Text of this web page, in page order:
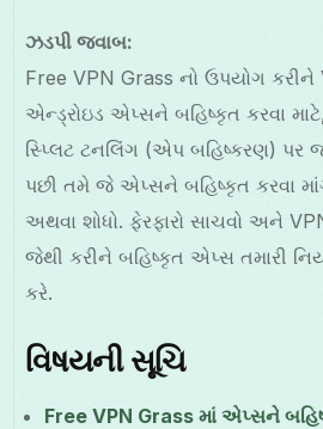
ઝડપી જવાબ:
Free VPN Grass નો ઉપયોગ કરીને
એન્ડ્રોઇડ એપ્સને બહિષ્કૃત કરવા
સ્પ્લિટ ટનલિંગ (એપ બહિષ્કરણ) પર
પછી તમે જે એપ્સને બહિષ્કૃત કરવા
અથવા શોધો. ફેરફારો સાચવો અને
જેથી કરીને બહિષ્કૃત એપ્સ તમારી
કરે.
વિષયની સૂચિ
Free VPN Grass માં એપ્સને